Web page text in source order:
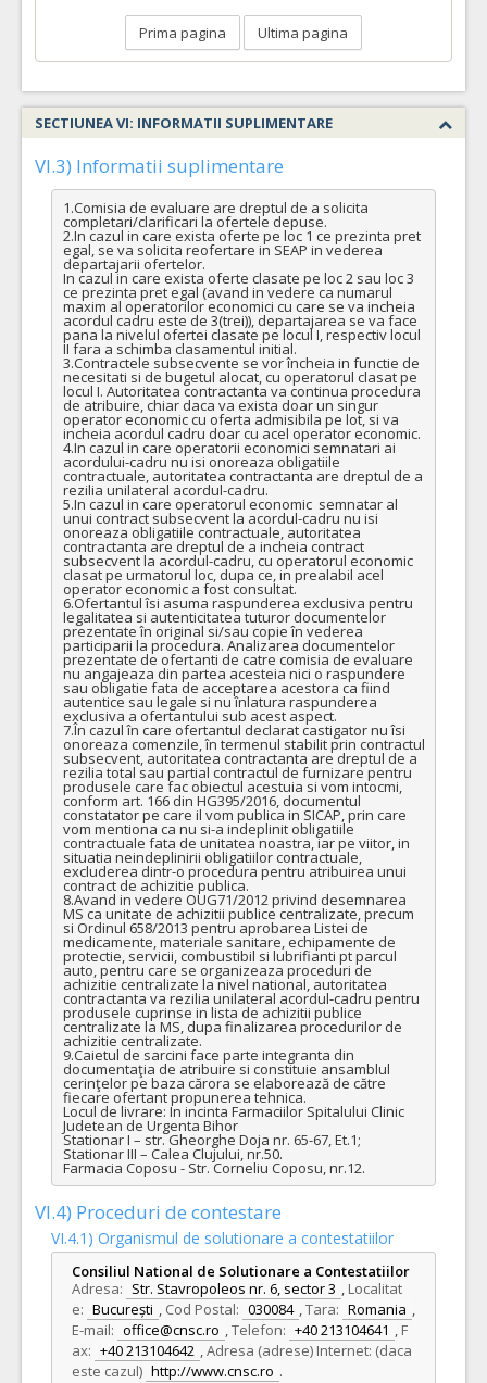
Prima pagina Ultima pagina
SECTIUNEA VI: INFORMATII SUPLIMENTARE
VI.3) Informatii suplimentare
1.Comisia de evaluare are dreptul de a solicita
completari/clarificari la ofertele depuse.
2.In cazul in care exista oferte pe loc 1 ce prezinta pret
egal, se va solicita reofertare in SEAP in vederea
departajarii ofertelor.
In cazul in care exista oferte clasate pe loc 2 sau loc 3
ce prezinta pret egal (avand in vedere ca numarul
maxim al operatorilor economici cu care se va incheia
acordul cadru este de 3(trei)), departajarea se va face
pana la nivelul ofertei clasate pe locul I, respectiv locul
II fara a schimba clasamentul initial.
3.Contractele subsecvente se vor încheia in functie de
necesitati si de bugetul alocat, cu operatorul clasat pe
locul I. Autoritatea contractanta va continua procedura
de atribuire, chiar daca va exista doar un singur
operator economic cu oferta admisibila pe lot, si va
incheia acordul cadru doar cu acel operator economic.
4.In cazul in care operatorii economici semnatari ai
acordului-cadru nu isi onoreaza obligatiile
contractuale, autoritatea contractanta are dreptul de a
rezilia unilateral acordul-cadru.
5.In cazul in care operatorul economic  semnatar al
unui contract subsecvent la acordul-cadru nu isi
onoreaza obligatiile contractuale, autoritatea
contractanta are dreptul de a incheia contract
subsecvent la acordul-cadru, cu operatorul economic
clasat pe urmatorul loc, dupa ce, in prealabil acel
operator economic a fost consultat.
6.Ofertantul îsi asuma raspunderea exclusiva pentru
legalitatea si autenticitatea tuturor documentelor
prezentate în original si/sau copie în vederea
participarii la procedura. Analizarea documentelor
prezentate de ofertanti de catre comisia de evaluare
nu angajeaza din partea acesteia nici o raspundere
sau obligatie fata de acceptarea acestora ca fiind
autentice sau legale si nu înlatura raspunderea
exclusiva a ofertantului sub acest aspect.
7.În cazul în care ofertantul declarat castigator nu îsi
onoreaza comenzile, în termenul stabilit prin contractul
subsecvent, autoritatea contractanta are dreptul de a
rezilia total sau partial contractul de furnizare pentru
produsele care fac obiectul acestuia si vom intocmi,
conform art. 166 din HG395/2016, documentul
constatator pe care il vom publica in SICAP, prin care
vom mentiona ca nu si-a indeplinit obligatiile
contractuale fata de unitatea noastra, iar pe viitor, in
situatia neindeplinirii obligatiilor contractuale,
excluderea dintr-o procedura pentru atribuirea unui
contract de achizitie publica.
8.Avand in vedere OUG71/2012 privind desemnarea
MS ca unitate de achizitii publice centralizate, precum
si Ordinul 658/2013 pentru aprobarea Listei de
medicamente, materiale sanitare, echipamente de
protectie, servicii, combustibil si lubrifianti pt parcul
auto, pentru care se organizeaza proceduri de
achizitie centralizate la nivel national, autoritatea
contractanta va rezilia unilateral acordul-cadru pentru
produsele cuprinse in lista de achizitii publice
centralizate la MS, dupa finalizarea procedurilor de
achizitie centralizate.
9.Caietul de sarcini face parte integranta din
documentaţia de atribuire si constituie ansamblul
cerinţelor pe baza cărora se elaborează de către
fiecare ofertant propunerea tehnica.
Locul de livrare: In incinta Farmaciilor Spitalului Clinic
Judetean de Urgenta Bihor
Stationar I – str. Gheorghe Doja nr. 65-67, Et.1;
Stationar III – Calea Clujului, nr.50.
Farmacia Coposu - Str. Corneliu Coposu, nr.12.
VI.4) Proceduri de contestare
VI.4.1) Organismul de solutionare a contestatiilor
Consiliul National de Solutionare a Contestatiilor
Adresa: Str. Stavropoleos nr. 6, sector 3 , Localitat
e: București , Cod Postal: 030084 ,Tara: Romania ,
E-mail: office@cnsc.ro ,Telefon: +40 213104641 , F
ax: +40 213104642 ,Adresa (adrese) Internet: (daca
este cazul) http://www.cnsc.ro .